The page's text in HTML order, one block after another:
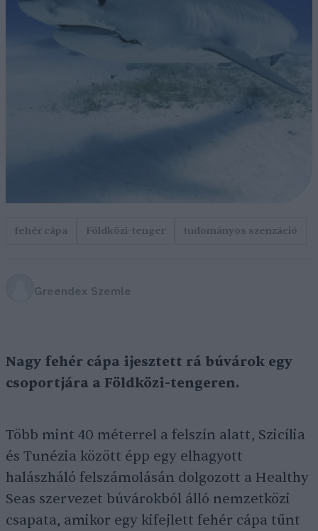
fehér cápa Földközi-tenger tudományos szenzáció
Greendex Szemle
Nagy fehér cápa ijesztett rá búvárok egy
csoportjára a Földközi-tengeren.
Több mint 40 méterrel a felszín alatt, Szicília
és Tunézia között épp egy elhagyott
halászháló felszámolásán dolgozott a Healthy
Seas szervezet búvárokból álló nemzetközi
csapata, amikor egy kifejlett fehér cápa tűnt